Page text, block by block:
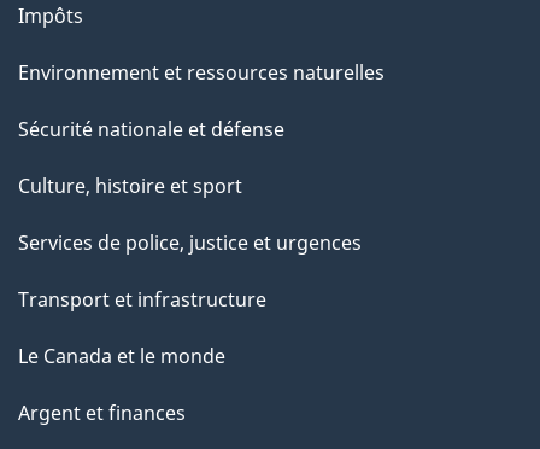
e
Impôts
Environnement et ressources naturelles
Sécurité nationale et défense
Culture, histoire et sport
Services de police, justice et urgences
Transport et infrastructure
Le Canada et le monde
Argent et finances